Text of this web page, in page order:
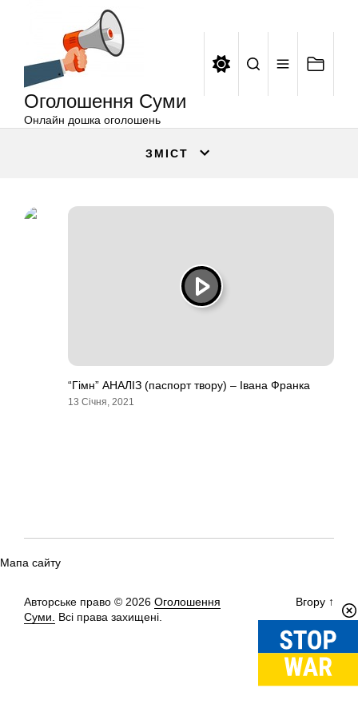
Оголошення Суми
Онлайн дошка оголошень
ЗМІСТ
“Гімн” АНАЛІЗ (паспорт твору) – Івана Франка
13 Січня, 2021
Мапа сайту
Авторське право © 2026 Оголошення
Суми.
Всі права захищені.
Вгору ↑